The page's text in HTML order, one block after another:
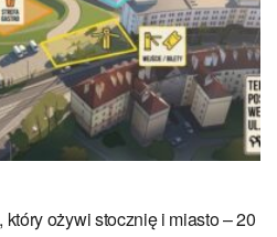
ożywi stocznię i miasto – 20